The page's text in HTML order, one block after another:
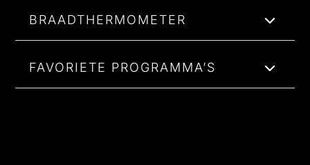
BRAADTHERMOMETER
FAVORIETE PROGRAMMA’S